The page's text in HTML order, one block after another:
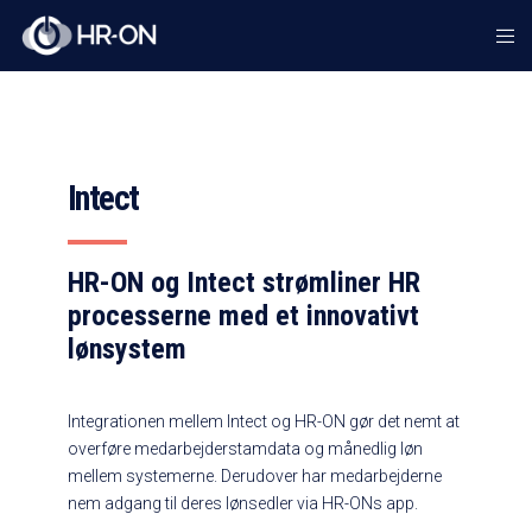
Intect
HR-ON og Intect strømliner HR
processerne med et innovativt
lønsystem
Integrationen mellem Intect og HR-ON gør det nemt at
overføre medarbejderstamdata og månedlig løn
mellem systemerne. Derudover har medarbejderne
nem adgang til deres lønsedler via HR-ONs app.